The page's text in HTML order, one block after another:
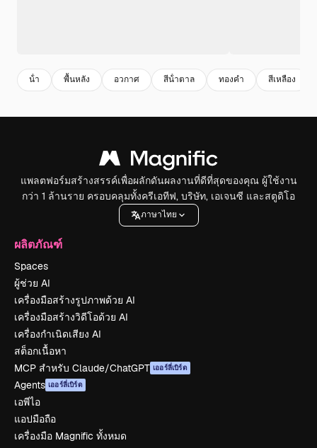
น้ํา พื้นหลัง อวกาศ สีน้ําตาล ทองคํา สีเหลือง
แพลตฟอร์มสร้างสรรค์เพื่อผลักดันผลงานที่ดีที่สุดของคุณ ผู้ใช้งาน
กว่า 1 ล้านราย ครอบคลุมทั้งครีเอทีฟ, บริษัท, เอเจนซี และสตูดิโอ
ภาษาไทย
ผลิตภัณฑ์
Spaces
ผู้ช่วย AI
เครื่องมือสร้างรูปภาพด้วย AI
เครื่องมือสร้างวิดีโอด้วย AI
เครื่องกำเนิดเสียง AI
สต็อกเนื้อหา
MCP สำหรับ Claude/ChatGPT เออร์ลี่เบิร์ด
Agents เออร์ลี่เบิร์ด
เอพีไอ
แอปมือถือ
เครื่องมือ Magnific ทั้งหมด